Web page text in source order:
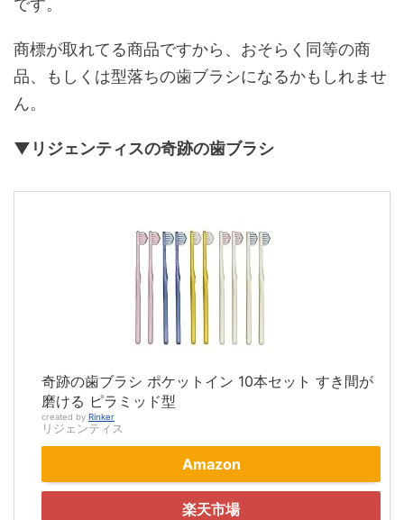
です。
商標が取れてる商品ですから、おそらく同等の商
品、もしくは型落ちの歯ブラシになるかもしれませ
ん。
▼リジェンティスの奇跡の歯ブラシ
奇跡の歯ブラシ ポケットイン 10本セット すき間が
磨ける ピラミッド型
created by Rinker
リジェンティス
Amazon
楽天市場